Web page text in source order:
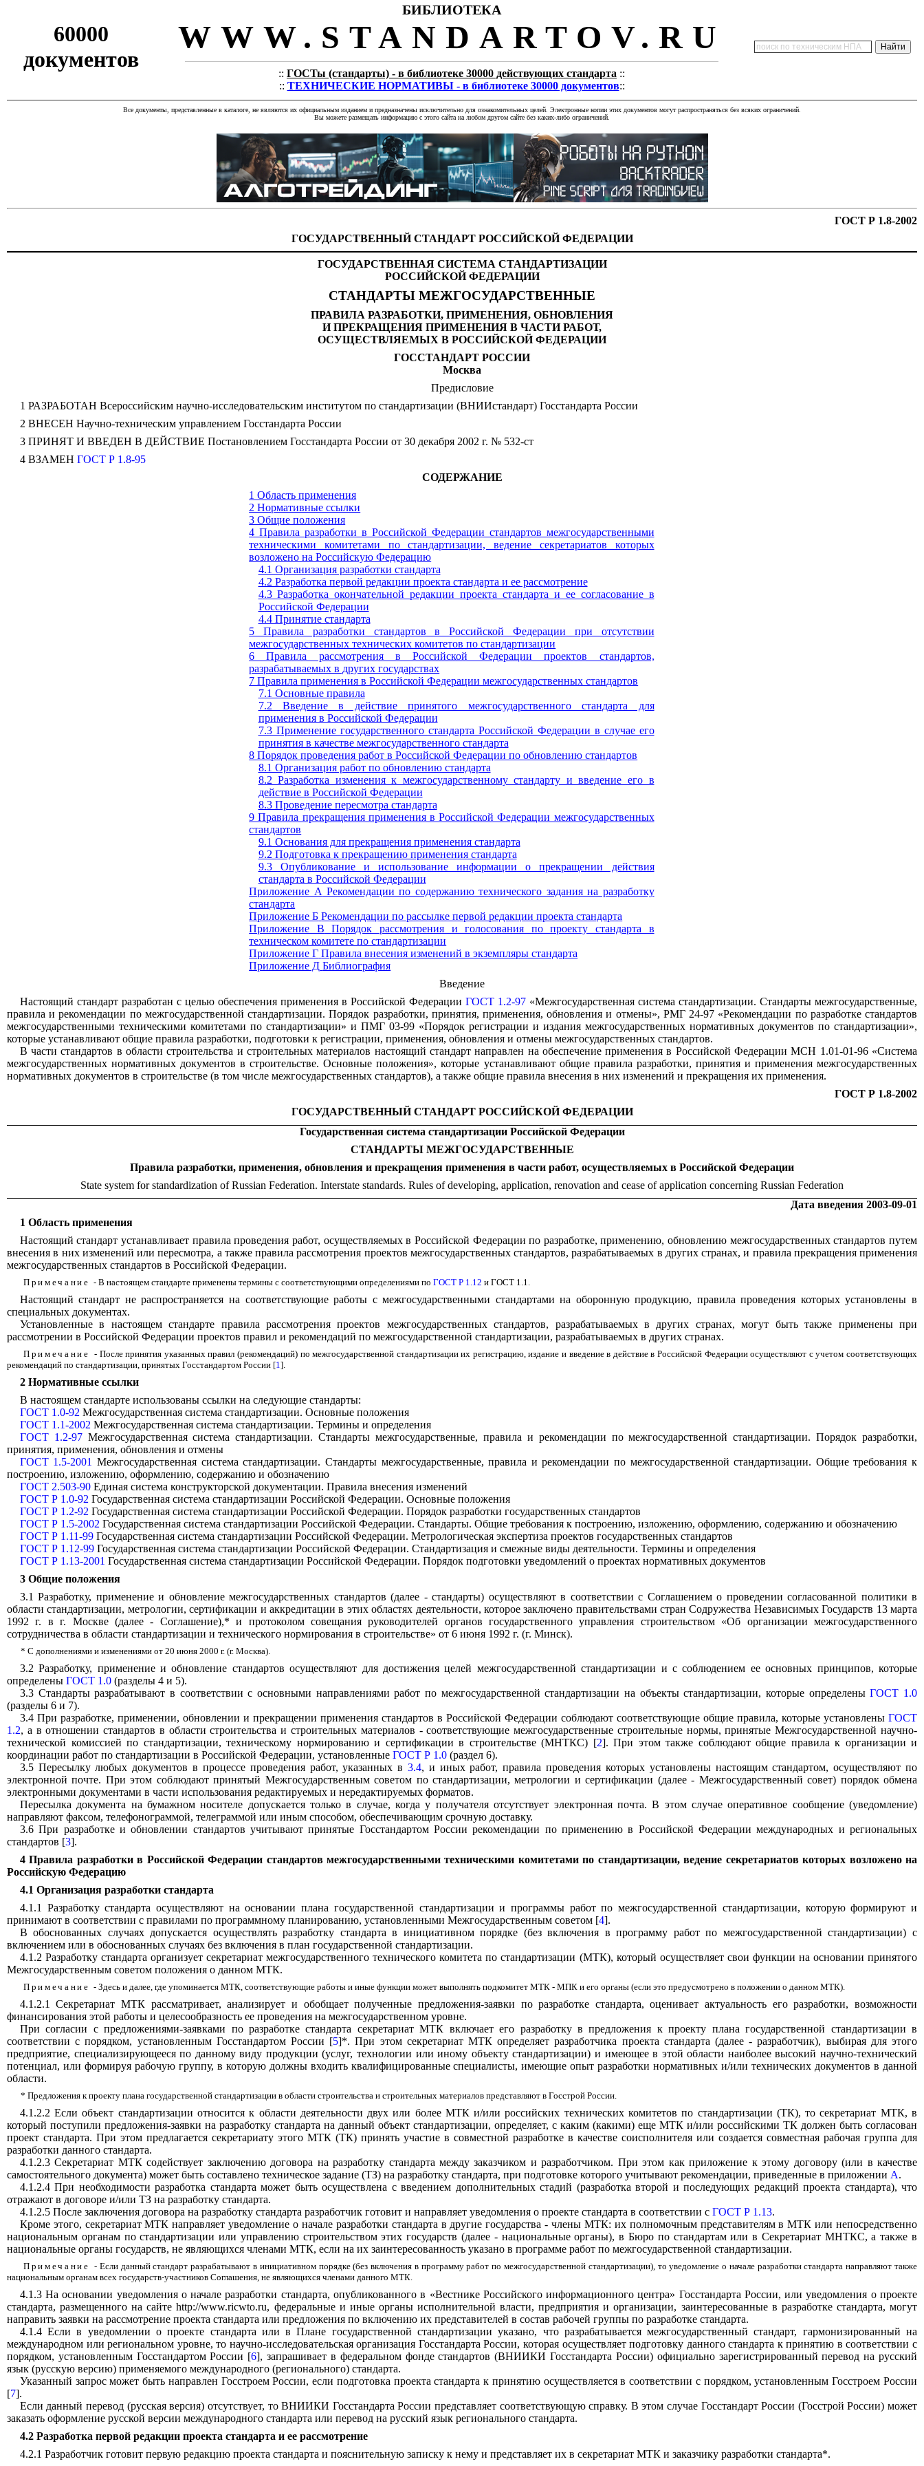
60000
документов
БИБЛИОТЕКА
WWW.STANDARTOV.RU
:: ГОСТы (стандарты) - в библиотеке 30000 действующих стандарта ::
:: ТЕХНИЧЕСКИЕ НОРМАТИВЫ - в библиотеке 30000 документов::
Все документы, представленные в каталоге, не являются их официальным изданием и предназначены исключительно для ознакомительных целей. Электронные копии этих документов могут распространяться без всяких ограничений.
Вы можете размещать информацию с этого сайта на любом другом сайте без каких-либо ограничений.
ГОСТ Р 1.8-2002
ГОСУДАРСТВЕННЫЙ СТАНДАРТ РОССИЙСКОЙ ФЕДЕРАЦИИ
ГОСУДАРСТВЕННАЯ СИСТЕМА СТАНДАРТИЗАЦИИ
РОССИЙСКОЙ ФЕДЕРАЦИИ
СТАНДАРТЫ МЕЖГОСУДАРСТВЕННЫЕ
ПРАВИЛА РАЗРАБОТКИ, ПРИМЕНЕНИЯ, ОБНОВЛЕНИЯ
И ПРЕКРАЩЕНИЯ ПРИМЕНЕНИЯ В ЧАСТИ РАБОТ,
ОСУЩЕСТВЛЯЕМЫХ В РОССИЙСКОЙ ФЕДЕРАЦИИ
ГОССТАНДАРТ РОССИИ
Москва
Предисловие
1 РАЗРАБОТАН Всероссийским научно-исследовательским институтом по стандартизации (ВНИИстандарт) Госстандарта России
2 ВНЕСЕН Научно-техническим управлением Госстандарта России
3 ПРИНЯТ И ВВЕДЕН В ДЕЙСТВИЕ Постановлением Госстандарта России от 30 декабря 2002 г. № 532-ст
4 ВЗАМЕН ГОСТ Р 1.8-95
СОДЕРЖАНИЕ
1 Область применения
2 Нормативные ссылки
3 Общие положения
4 Правила разработки в Российской Федерации стандартов межгосударственными
техническими комитетами по стандартизации, ведение секретариатов которых
возложено на Российскую Федерацию
4.1 Организация разработки стандарта
4.2 Разработка первой редакции проекта стандарта и ее рассмотрение
4.3 Разработка окончательной редакции проекта стандарта и ее согласование в
Российской Федерации
4.4 Принятие стандарта
5 Правила разработки стандартов в Российской Федерации при отсутствии
межгосударственных технических комитетов по стандартизации
6 Правила рассмотрения в Российской Федерации проектов стандартов,
разрабатываемых в других государствах
7 Правила применения в Российской Федерации межгосударственных стандартов
7.1 Основные правила
7.2 Введение в действие принятого межгосударственного стандарта для
применения в Российской Федерации
7.3 Применение государственного стандарта Российской Федерации в случае его
принятия в качестве межгосударственного стандарта
8 Порядок проведения работ в Российской Федерации по обновлению стандартов
8.1 Организация работ по обновлению стандарта
8.2 Разработка изменения к межгосударственному стандарту и введение его в
действие в Российской Федерации
8.3 Проведение пересмотра стандарта
9 Правила прекращения применения в Российской Федерации межгосударственных
стандартов
9.1 Основания для прекращения применения стандарта
9.2 Подготовка к прекращению применения стандарта
9.3 Опубликование и использование информации о прекращении действия
стандарта в Российской Федерации
Приложение А Рекомендации по содержанию технического задания на разработку
стандарта
Приложение Б Рекомендации по рассылке первой редакции проекта стандарта
Приложение В
Порядок рассмотрения и голосования по проекту стандарта в
техническом комитете по стандартизации
Приложение Г Правила внесения изменений в экземпляры стандарта
Приложение Д Библиография
Введение
Настоящий стандарт разработан с целью обеспечения применения в Российской Федерации ГОСТ 1.2-97«Межгосударственная система стандартизации. Стандарты межгосударственные,
правила и рекомендации по межгосударственной стандартизации. Порядок разработки, принятия, применения, обновления и отмены», РМГ 24-97 «Рекомендации по разработке стандартов
межгосударственными техническими комитетами по стандартизации» и ПМГ 03-99 «Порядок регистрации и издания межгосударственных нормативных документов по стандартизации»,
которые устанавливают общие правила разработки, подготовки к регистрации, применения, обновления и отмены межгосударственных стандартов.
В части стандартов в области строительства и строительных материалов настоящий стандарт направлен на обеспечение применения в Российской Федерации МСН 1.01-01-96 «Система
межгосударственных нормативных документов в строительстве. Основные положения», которые устанавливают общие правила разработки, принятия и применения межгосударственных
нормативных документов в строительстве (в том числе межгосударственных стандартов), а также общие правила внесения в них изменений и прекращения их применения.
ГОСТ Р 1.8-2002
ГОСУДАРСТВЕННЫЙ СТАНДАРТ РОССИЙСКОЙ ФЕДЕРАЦИИ
Государственная система стандартизации Российской Федерации
СТАНДАРТЫ МЕЖГОСУДАРСТВЕННЫЕ
Правила разработки, применения, обновления и прекращения применения в части работ, осуществляемых в Российской Федерации
State system for standardization of Russian Federation. Interstate standards. Rules of developing, application, renovation and cease of application concerning Russian Federation
Дата введения 2003-09-01
1 Область применения
Настоящий стандарт устанавливает правила проведения работ, осуществляемых в Российской Федерации по разработке, применению, обновлению межгосударственных стандартов путем
внесения в них изменений или пересмотра, а также правила рассмотрения проектов межгосударственных стандартов, разрабатываемых в других странах, и правила прекращения применения
межгосударственных стандартов в Российской Федерации.
Примечание- В настоящем стандарте применены термины с соответствующими определениями поГОСТ Р 1.12 и ГОСТ 1.1.
Настоящий стандарт не распространяется на соответствующие работы с межгосударственными стандартами на оборонную продукцию, правила проведения которых установлены в
специальных документах.
Установленные в настоящем стандарте правила рассмотрения проектов межгосударственных стандартов, разрабатываемых в других странах, могут быть также применены при
рассмотрении в Российской Федерации проектов правил и рекомендаций по межгосударственной стандартизации, разрабатываемых в других странах.
Примечание - После принятия указанных правил (рекомендаций) по межгосударственной стандартизации их регистрацию, издание и введение в действие в Российской Федерации осуществляют с учетом соответствующих
рекомендаций по стандартизации, принятых Госстандартом России [1 ].
2 Нормативные ссылки
В настоящем стандарте использованы ссылки на следующие стандарты:
ГОСТ 1.0-92 Межгосударственная система стандартизации. Основные положения
ГОСТ 1.1-2002 Межгосударственная система стандартизации. Термины и определения
ГОСТ 1.2-97Межгосударственная система стандартизации. Стандарты межгосударственные, правила и рекомендации по межгосударственной стандартизации. Порядок разработки,
принятия, применения, обновления и отмены
ГОСТ 1.5-2001 Межгосударственная система стандартизации. Стандарты межгосударственные, правила и рекомендации по межгосударственной стандартизации. Общие требования к
построению, изложению, оформлению, содержанию и обозначению
ГОСТ 2.503-90Единая система конструкторской документации. Правила внесения изменений
ГОСТ Р 1.0-92 Государственная система стандартизации Российской Федерации. Основные положения
ГОСТ Р 1.2-92 Государственная система стандартизации Российской Федерации. Порядок разработки государственных стандартов
ГОСТ Р 1.5-2002 Государственная система стандартизации Российской Федерации. Стандарты. Общие требования к построению, изложению, оформлению, содержанию и обозначению
ГОСТ Р 1.11-99Государственная система стандартизации Российской Федерации. Метрологическая экспертиза проектов государственных стандартов
ГОСТ Р 1.12-99Государственная система стандартизации Российской Федерации. Стандартизация и смежные виды деятельности. Термины и определения
ГОСТ Р 1.13-2001 Государственная система стандартизации Российской Федерации. Порядок подготовки уведомлений о проектах нормативных документов
3 Общие положения
3.1 Разработку, применение и обновление межгосударственных стандартов (далее - стандарты) осуществляют в соответствии с Соглашением о проведении согласованной политики в
области стандартизации, метрологии, сертификации и аккредитации в этих областях деятельности, которое заключено правительствами стран Содружества Независимых Государств 13 марта
1992 г. в г. Москве (далее - Соглашение),* и протоколом совещания руководителей органов государственного управления строительством «Об организации межгосударственного
сотрудничества в области стандартизации и технического нормирования в строительстве» от 6 июня 1992 г. (г. Минск).
* С дополнениями и изменениями от 20 июня 2000 г. (г. Москва).
3.2 Разработку, применение и обновление стандартов осуществляют для достижения целей межгосударственной стандартизации и с соблюдением ее основных принципов, которые
определены ГОСТ 1.0 (разделы 4 и 5).
3.3 Стандарты разрабатывают в соответствии с основными направлениями работ по межгосударственной стандартизации на объекты стандартизации, которые определеныГОСТ 1.0
(разделы 6 и 7).
3.4 При разработке, применении, обновлении и прекращении применения стандартов в Российской Федерации соблюдают соответствующие общие правила, которые установлены ГОСТ
1.2, а в отношении стандартов в области строительства и строительных материалов - соответствующие межгосударственные строительные нормы, принятые Межгосударственной научно-
технической комиссией по стандартизации, техническому нормированию и сертификации в строительстве (МНТКС) [2]. При этом также соблюдают общие правила к организации и
координации работ по стандартизации в Российской Федерации, установленные ГОСТ Р 1.0 (раздел 6).
3.5 Пересылку любых документов в процессе проведения работ, указанных в3.4, и иных работ, правила проведения которых установлены настоящим стандартом, осуществляют по
электронной почте. При этом соблюдают принятый Межгосударственным советом по стандартизации, метрологии и сертификации (далее - Межгосударственный совет) порядок обмена
электронными документами в части использования редактируемых и нередактируемых форматов.
Пересылка документа на бумажном носителе допускается только в случае, когда у получателя отсутствует электронная почта. В этом случае оперативное сообщение (уведомление)
направляют факсом, телефонограммой, телеграммой или иным способом, обеспечивающим срочную доставку.
3.6 При разработке и обновлении стандартов учитывают принятые Госстандартом России рекомендации по применению в Российской Федерации международных и региональных
стандартов [3].
4 Правила разработки в Российской Федерации стандартов межгосударственными техническими комитетами по стандартизации, ведение секретариатов которых возложено на
Российскую Федерацию
4.1 Организация разработки стандарта
4.1.1 Разработку стандарта осуществляют на основании плана государственной стандартизации и программы работ по межгосударственной стандартизации, которую формируют и
принимают в соответствии с правилами по программному планированию, установленными Межгосударственным советом [4].
В обоснованных случаях допускается осуществлять разработку стандарта в инициативном порядке (без включения в программу работ по межгосударственной стандартизации) с
включением или в обоснованных случаях без включения в план государственной стандартизации.
4.1.2 Разработку стандарта организует секретариат межгосударственного технического комитета по стандартизации (МТК), который осуществляет свои функции на основании принятого
Межгосударственным советом положения о данном МТК.
Примечание- Здесь и далее, где упоминается МТК, соответствующие работы и иные функции может выполнять подкомитет МТК - МПК и его органы (если это предусмотрено в положении о данном МТК).
4.1.2.1 Секретариат МТК рассматривает, анализирует и обобщает полученные предложения-заявки по разработке стандарта, оценивает актуальность его разработки, возможности
финансирования этой работы и целесообразность ее проведения на межгосударственном уровне.
При согласии с предложениями-заявками по разработке стандарта секретариат МТК включает его разработку в предложения к проекту плана государственной стандартизации в
соответствии с порядком, установленным Госстандартом России [5]*. При этом секретариат МТК определяет разработчика проекта стандарта (далее - разработчик), выбирая для этого
предприятие, специализирующееся по данному виду продукции (услуг, технологии или иному объекту стандартизации) и имеющее в этой области наиболее высокий научно-технический
потенциал, или формируя рабочую группу, в которую должны входить квалифицированные специалисты, имеющие опыт разработки нормативных и/или технических документов в данной
области.
* Предложения к проекту плана государственной стандартизации в области строительства и строительных материалов представляют в Госстрой России.
4.1.2.2 Если объект стандартизации относится к области деятельности двух или более МТК и/или российских технических комитетов по стандартизации (ТК), то секретариат МТК, в
который поступили предложения-заявки на разработку стандарта на данный объект стандартизации, определяет, с каким (какими) еще МТК и/или российскими ТК должен быть согласован
проект стандарта. При этом предлагается секретариату этого МТК (ТК) принять участие в совместной разработке в качестве соисполнителя или создается совместная рабочая группа для
разработки данного стандарта.
4.1.2.3 Секретариат МТК содействует заключению договора на разработку стандарта между заказчиком и разработчиком. При этом как приложение к этому договору (или в качестве
самостоятельного документа) может быть составлено техническое задание (ТЗ) на разработку стандарта, при подготовке которого учитывают рекомендации, приведенные в приложении А.
4.1.2.4 При необходимости разработка стандарта может быть осуществлена с введением дополнительных стадий (разработка второй и последующих редакций проекта стандарта), что
отражают в договоре и/или ТЗ на разработку стандарта.
4.1.2.5 После заключения договора на разработку стандарта разработчик готовит и направляет уведомления о проекте стандарта в соответствии с ГОСТ Р 1.13.
Кроме этого, секретариат МТК направляет уведомление о начале разработки стандарта в другие государства - члены МТК: их полномочным представителям в МТК или непосредственно
национальным органам по стандартизации или управлению строительством этих государств (далее - национальные органы), в Бюро по стандартам или в Секретариат МНТКС, а также в
национальные органы государств, не являющихся членами МТК, если на их заинтересованность указано в программе работ по межгосударственной стандартизации.
Примечание- Если данный стандарт разрабатывают в инициативном порядке (без включения в программу работ по межгосударственной стандартизации), то уведомление о начале разработки стандарта направляют также
национальным органам всех государств-участников Соглашения, не являющихся членами данного МТК.
4.1.3 На основании уведомления о начале разработки стандарта, опубликованного в «Вестнике Российского информационного центра» Госстандарта России, или уведомления о проекте
стандарта, размещенного на сайтеhttp://www.ricwto.ru, федеральные и иные органы исполнительной власти, предприятия и организации, заинтересованные в разработке стандарта, могут
направить заявки на рассмотрение проекта стандарта или предложения по включению их представителей в состав рабочей группы по разработке стандарта.
4.1.4 Если в уведомлении о проекте стандарта или в Плане государственной стандартизации указано, что разрабатывается межгосударственный стандарт, гармонизированный на
международном или региональном уровне, то научно-исследовательская организация Госстандарта России, которая осуществляет подготовку данного стандарта к принятию в соответствии с
порядком, установленным Госстандартом России [6], запрашивает в федеральном фонде стандартов (ВНИИКИ Госстандарта России) официально зарегистрированный перевод на русский
язык (русскую версию) применяемого международного (регионального) стандарта.
Указанный запрос может быть направлен Госстроем России, если подготовка проекта стандарта к принятию осуществляется в соответствии с порядком, установленным Госстроем России
[7].
Если данный перевод (русская версия) отсутствует, то ВНИИКИ Госстандарта России представляет соответствующую справку. В этом случае Госстандарт России (Госстрой России) может
заказать оформление русской версии международного стандарта или перевод на русский язык регионального стандарта.
4.2 Разработка первой редакции проекта стандарта и ее рассмотрение
4.2.1 Разработчик готовит первую редакцию проекта стандарта и пояснительную записку к нему и представляет их в секретариат МТК и заказчику разработки стандарта*.